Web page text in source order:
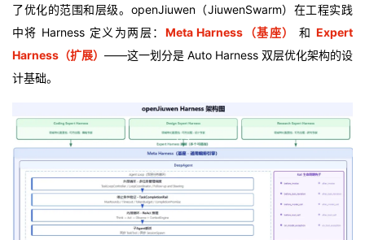
了优化的范围和层级。openJiuwen（JiuwenSwarm）在工程实践
中将 Harness 定义为两层： Meta Harness（基座） 和Expert
Harness（扩展） ——这一划分是 Auto Harness 双层优化架构的设
计基础。